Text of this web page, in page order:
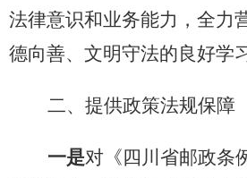
法律意识和业务能力，全力
德向善、文明守法的良好学
二、提供政策法规保障
一是对《四川省邮政条